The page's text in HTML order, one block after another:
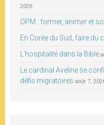
2026
OPM : former, animer et
En Corée du Sud, faire du
L’hospitalité dans la Bible
Le cardinal Aveline se
défis migratoires août 7,